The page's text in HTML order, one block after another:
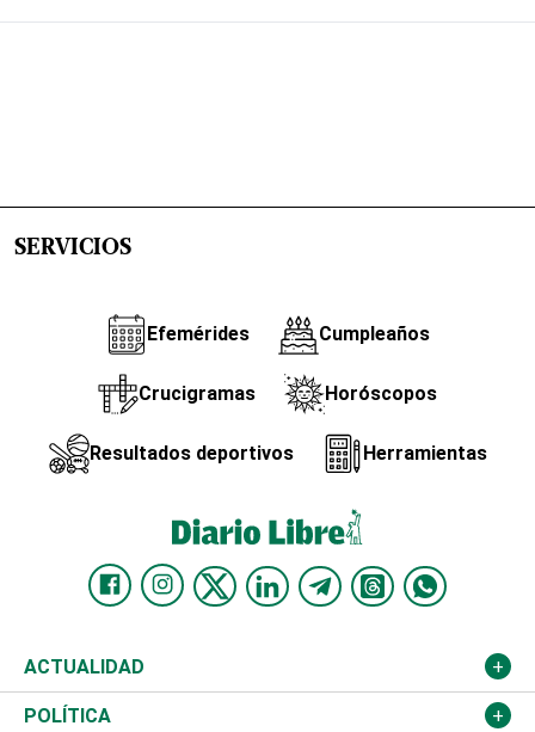
SERVICIOS
Efemérides Cumpleaños
Crucigramas Horóscopos
Resultados deportivos Herramientas
ACTUALIDAD
Nacional
POLÍTICA